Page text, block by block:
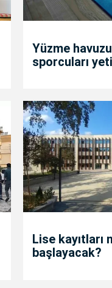
Yüzme
sporcuları
Lise kayıtları
başlayacak?